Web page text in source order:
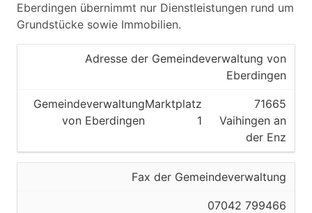
Eberdingen übernimmt nur Dienstleistungen rund um
Grundstücke sowie Immobilien.
Adresse der Gemeindeverwaltung von
Eberdingen
Gemeindeverwaltung
von Eberdingen
Marktplatz
1
71665
Vaihingen an
der Enz
Fax der Gemeindeverwaltung
07042 799466